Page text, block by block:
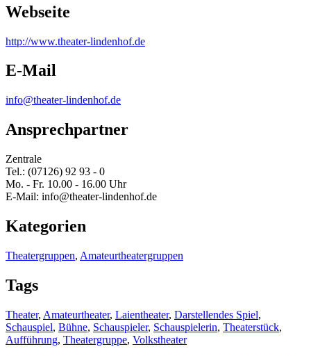
Webseite
http://www.theater-lindenhof.de
E-Mail
info@theater-lindenhof.de
Ansprechpartner
Zentrale
Tel.: (07126) 92 93 - 0
Mo. - Fr. 10.00 - 16.00 Uhr
E-Mail: info@theater-lindenhof.de
Kategorien
Theatergruppen, Amateurtheatergruppen
Tags
Theater, Amateurtheater, Laientheater, Darstellendes Spiel,
Schauspiel, Bühne, Schauspieler, Schauspielerin, Theaterstück,
Aufführung, Theatergruppe, Volkstheater